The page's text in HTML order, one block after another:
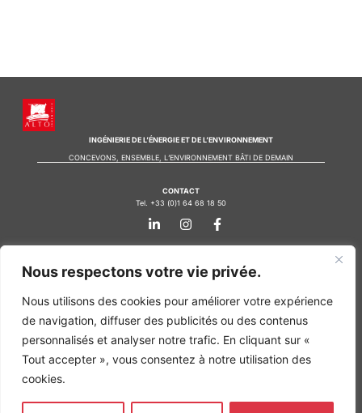
Nous respectons votre vie privée.
Nous utilisons des cookies pour améliorer votre expérience
de navigation, diffuser des publicités ou des contenus
personnalisés et analyser notre trafic. En cliquant sur «
Tout accepter », vous consentez à notre utilisation des
cookies.
INGÉNIERIE DE L’ÉNERGIE ET DE L’ENVIRONNEMENT
CONCEVONS, ENSEMBLE, L’ENVIRONNEMENT BÂTI DE DEMAIN
CONTACT
Tel. +33 (0)1 64 68 18 50
L
i
n
e
d
i
n
-
i
n
I
n
s
a
g
r
a
m
F
a
c
b
o
o
k
-
Nos agences
Bureau d'études Bordeaux
Bureau d'études Lyon
Tel. +33 (0)1 64 68 18 50
n
s
c